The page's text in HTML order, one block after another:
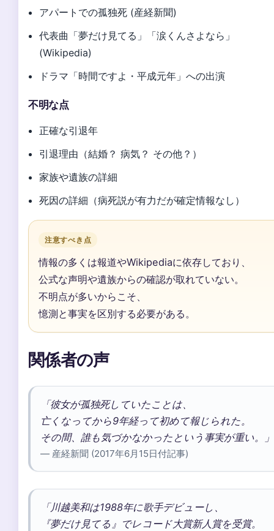
アパートでの孤独死 (産経新聞)
代表曲「夢だけ見てる」「涙くんさよなら」
(Wikipedia)
ドラマ「時間ですよ・平成元年」への出演
不明な点
正確な引退年
引退理由（結婚？ 病気？ その他？）
家族や遺族の詳細
死因の詳細（病死説が有力だが確定情報なし）
注意すべき点
情報の多くは報道やWikipediaに依存しており、
公式な声明や遺族からの確認が取れていない。
不明点が多いからこそ、
憶測と事実を区別する必要がある。
関係者の声
「彼女が孤独死していたことは、
亡くなってから9年経って初めて報じられた。
その間、誰も気づかなかったという事実が重い。」
— 産経新聞 (2017年6月15日付記事)
「川越美和は1988年に歌手デビューし、
『夢だけ見てる』でレコード大賞新人賞を受賞。